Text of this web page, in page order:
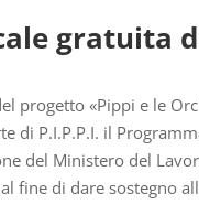
gratuita
progetto «Pippi e le
di P.I.P.P.I. il
del Ministero del
fine di dare sostegno